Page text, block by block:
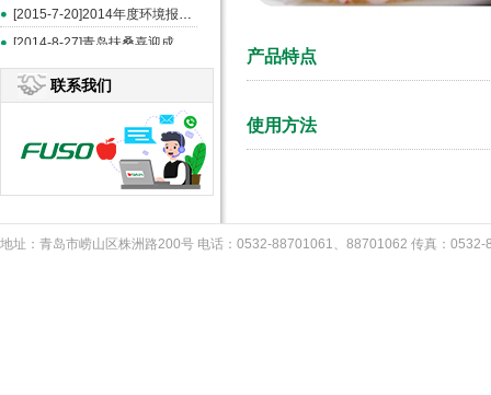
[2015-7-20]2014年度环境报告书
联系我们
产品特点
使用方法
地址：青岛市崂山区株洲路200号 电话：0532-88701061、88701062 传真：